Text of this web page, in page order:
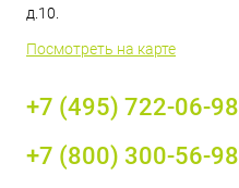
д.10.
Посмотреть на карте
+7 (495) 722-06-98
+7 (800) 300-56-98